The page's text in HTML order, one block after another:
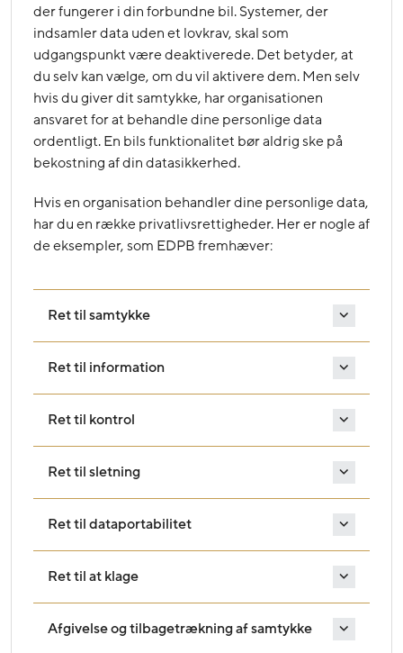
der fungerer i din forbundne bil. Systemer, der
indsamler data uden et lovkrav, skal som
udgangspunkt være deaktiverede. Det betyder, at
du selv kan vælge, om du vil aktivere dem. Men selv
hvis du giver dit samtykke, har organisationen
ansvaret for at behandle dine personlige data
ordentligt. En bils funktionalitet bør aldrig ske på
bekostning af din datasikkerhed.
Hvis en organisation behandler dine personlige data,
har du en række privatlivsrettigheder. Her er nogle af
de eksempler, som EDPB fremhæver:
Ret til samtykke
Ret til information
Ret til kontrol
Ret til sletning
Ret til dataportabilitet
Ret til at klage
Afgivelse og tilbagetrækning af samtykke